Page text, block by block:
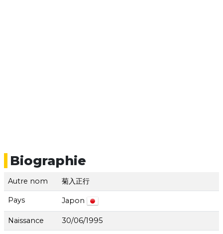
Biographie
Autre nom 菊入正行
Pays Japon
Naissance 30/06/1995